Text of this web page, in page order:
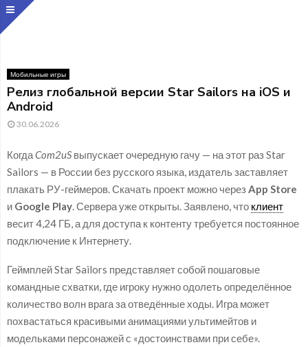
Мобильные игры
Релиз глобальной версии Star Sailors на iOS и
Android
30.06.2026
КогдаCom2uS выпускает очередную гачу — на этот раз Star
Sailors — в России без русского языка, издатель заставляет
плакать РУ-геймеров. Скачать проект можно через App Store
и Google Play . Сервера уже открыты. Заявлено, что клиент
весит 4,24 ГБ, а для доступа к контенту требуется постоянное
подключение к Интернету.
Геймплей Star Sailors представляет собой пошаговые
командные схватки, где игроку нужно одолеть определённое
количество волн врага за отведённые ходы. Игра может
похвастаться красивыми анимациями ультимейтов и
модельками персонажей с «достоинствами при себе».